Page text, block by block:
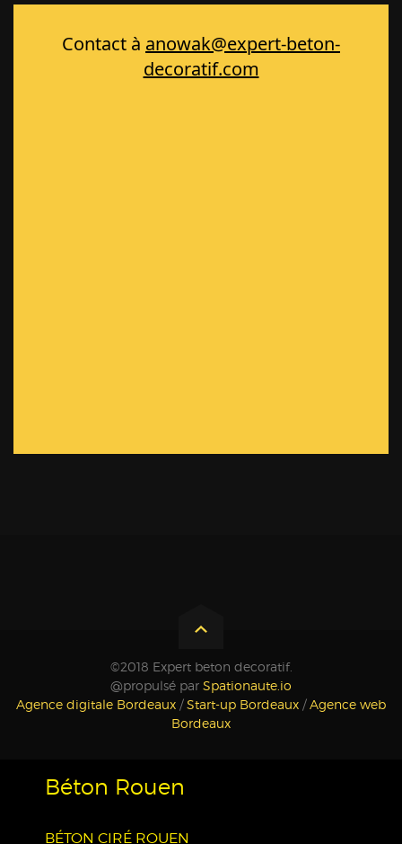
©2018 Expert beton decoratif.
@propulsé par Spationaute.io
Agence digitale Bordeaux /Start-up Bordeaux /Agence web
Bordeaux
Béton Rouen
BÉTON CIRÉ ROUEN